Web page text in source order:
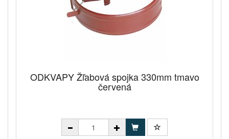
ODKVAPY Žľabová spojka 330mm tmavo
červená